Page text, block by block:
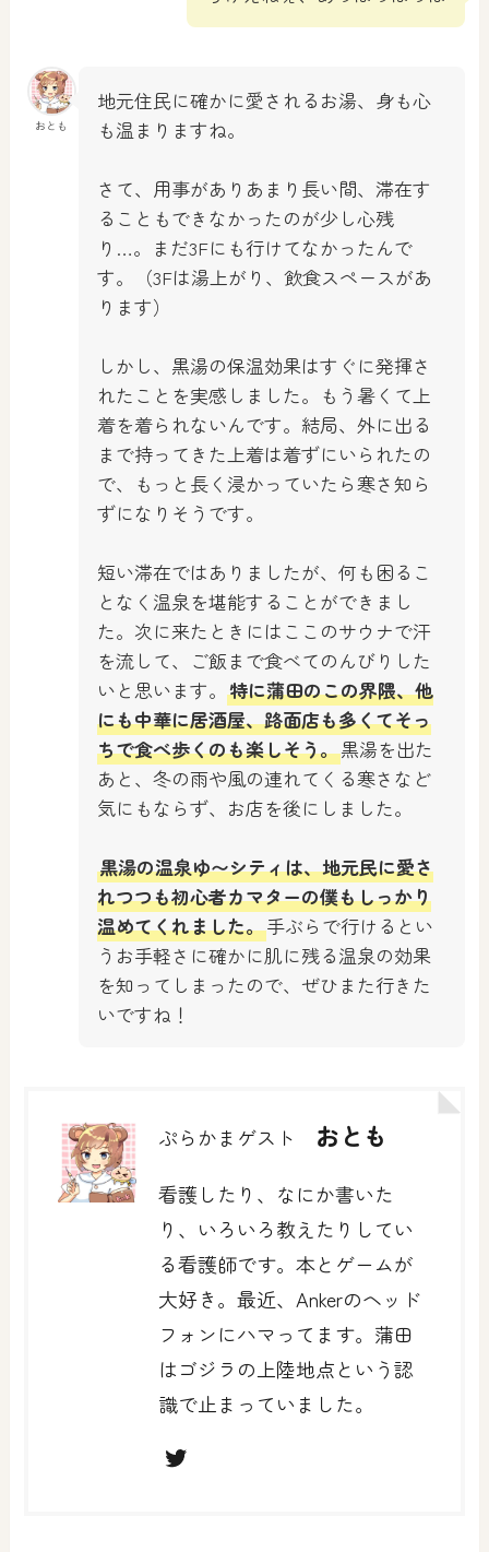
おとも
地元住民に確かに愛されるお湯、身も心
も温まりますね。
さて、用事がありあまり長い間、滞在す
ることもできなかったのが少し心残
り…。まだ3Fにも行けてなかったんで
す。（3Fは湯上がり、飲食スペースがあ
ります）
しかし、黒湯の保温効果はすぐに発揮さ
れたことを実感しました。もう暑くて上
着を着られないんです。結局、外に出る
まで持ってきた上着は着ずにいられたの
で、もっと長く浸かっていたら寒さ知ら
ずになりそうです。
短い滞在ではありましたが、何も困るこ
となく温泉を堪能することができまし
た。次に来たときにはここのサウナで汗
を流して、ご飯まで食べてのんびりした
いと思います。特に蒲田のこの界隈、他
にも中華に居酒屋、路面店も多くてそっ
ちで食べ歩くのも楽しそう。黒湯を出た
あと、冬の雨や風の連れてくる寒さなど
気にもならず、お店を後にしました。
黒湯の温泉ゆ〜シティは、地元民に愛さ
れつつも初心者カマターの僕もしっかり
温めてくれました。手ぶらで行けるとい
うお手軽さに確かに肌に残る温泉の効果
を知ってしまったので、ぜひまた行きた
いですね！
ぷらかまゲスト おとも
看護したり、なにか書いた
り、いろいろ教えたりしてい
る看護師です。本とゲームが
大好き。最近、Ankerのヘッド
フォンにハマってます。蒲田
はゴジラの上陸地点という認
識で止まっていました。
Twitter